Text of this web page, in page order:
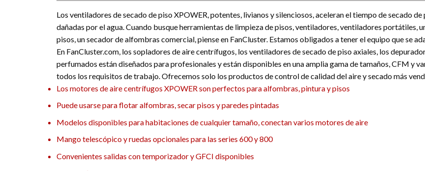
Los ventiladores de secado de piso XPOWER, potentes, livianos y silenciosos, aceleran el tiempo de secado
dañadas por el agua. Cuando busque herramientas de limpieza de pisos, ventiladores, ventiladores portátiles,
pisos, un secador de alfombras comercial, piense en FanCluster. Estamos obligados a tener el equipo que se
En FanCluster.com, los sopladores de aire centrífugos, los ventiladores de secado de piso axiales, los
perfumados están diseñados para profesionales y están disponibles en una amplia gama de tamaños, CFM y
todos los requisitos de trabajo. Ofrecemos solo los productos de control de calidad del aire y secado más
Los motores de aire centrífugos XPOWER son perfectos para alfombras, pintura y pisos
Puede usarse para flotar alfombras, secar pisos y paredes pintadas
Modelos disponibles para habitaciones de cualquier tamaño, conectan varios motores de aire
Mango telescópico y ruedas opcionales para las series 600 y 800
Convenientes salidas con temporizador y GFCI disponibles